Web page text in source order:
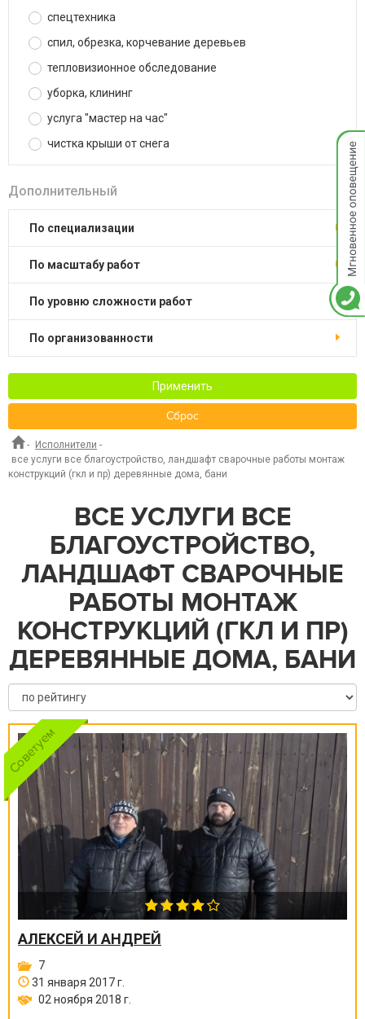
спецтехника
спил, обрезка, корчевание деревьев
тепловизионное обследование
уборка, клининг
услуга "мастер на час"
чистка крыши от снега
Дополнительный
по специализации
по масштабу работ
по уровню сложности работ
по организованности
Применить
Сброс
- Исполнители -
все услуги все благоустройство, ландшафт сварочные работы монтаж
конструкций (гкл и пр) деревянные дома, бани
ВСЕ УСЛУГИ ВСЕ
БЛАГОУСТРОЙСТВО,
ЛАНДШАФТ СВАРОЧНЫЕ
РАБОТЫ МОНТАЖ
КОНСТРУКЦИЙ (ГКЛ И ПР)
ДЕРЕВЯННЫЕ ДОМА, БАНИ
АЛЕКСЕЙ И АНДРЕЙ
7
31 января 2017 г.
02 ноября 2018 г.